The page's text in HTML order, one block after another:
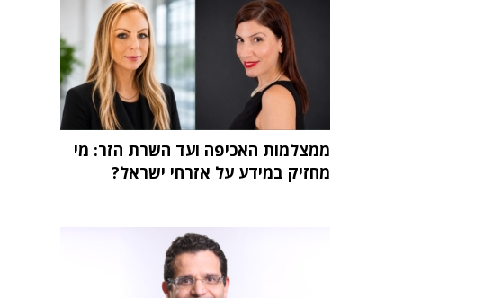
ממצלמות האכיפה ועד השרת הזר: מי
מחזיק במידע על אזרחי ישראל?